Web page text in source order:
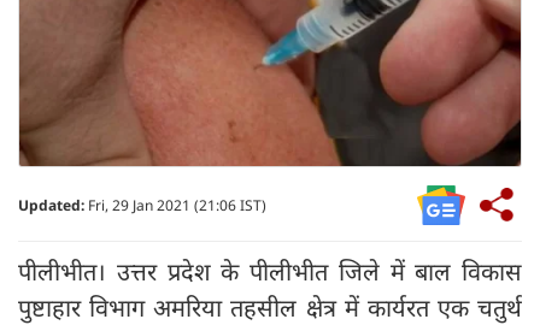
Updated: Fri, 29 Jan 2021 (21:06 IST)
पीलीभीत। उत्तर प्रदेश के पीलीभीत जिले में बाल विकास
पुष्टाहार विभाग अमरिया तहसील क्षेत्र में कार्यरत एक चतुर्थ